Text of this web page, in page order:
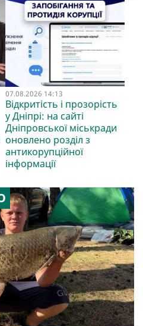
07.08.2026 14:13
Відкритість і прозорість
у Дніпрі: на сайті
Дніпровської міськради
оновлено розділ з
антикорупційної
інформації